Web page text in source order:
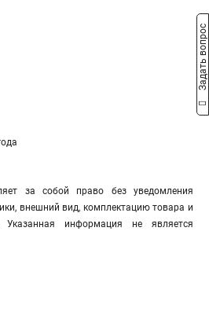
за собой право без уведомления
внешний вид, комплектацию товара и
Указанная информация не является
Задать вопрос